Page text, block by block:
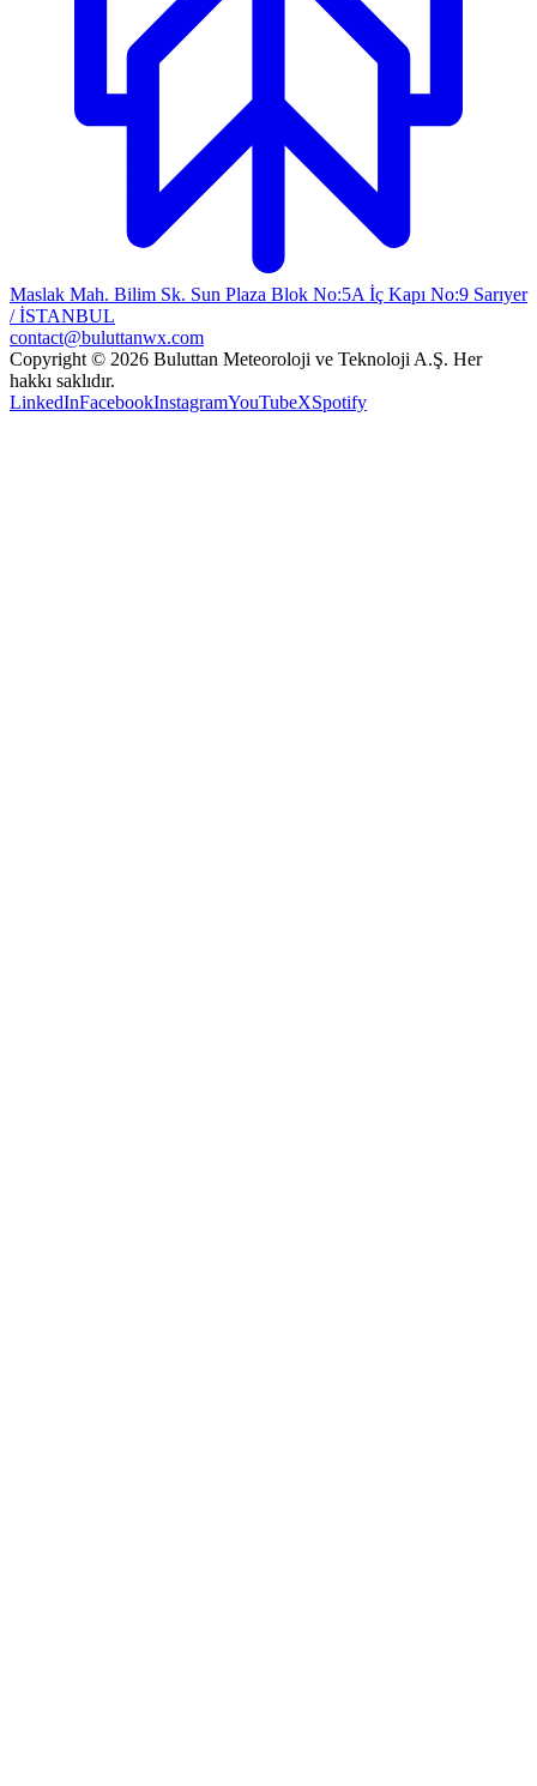
Maslak Mah. Bilim Sk. Sun Plaza Blok No:5A İç Kapı No:9 Sarıyer
/ İSTANBUL
contact@buluttanwx.com
Copyright © 2026 Buluttan Meteoroloji ve Teknoloji A.Ş. Her
hakkı saklıdır.
LinkedInFacebookInstagramYouTubeXSpotify